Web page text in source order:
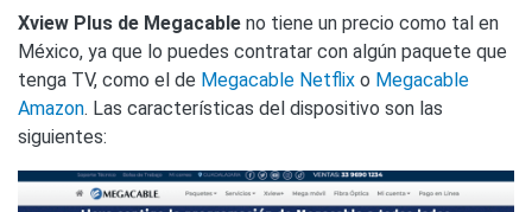
Xview Plus de Megacable no tiene un precio como tal en
México, ya que lo puedes contratar con algún paquete que
tenga TV, como el de Megacable Netflix o Megacable
Amazon. Las características del dispositivo son las
siguientes: